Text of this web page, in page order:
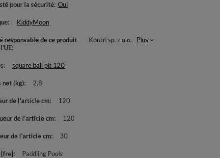
pour la sécurité Oui
KiddyMoon
responsable de ce produit
Kontri sp. z o.o. Plus
square ball pit 120
net (kg) 2,8
de l'article cm 120
de l'article cm 120
de l'article cm 30
[fre] Paddling Pools